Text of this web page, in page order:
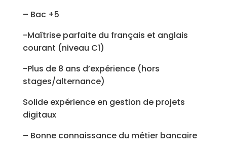
– Bac +5
-Maîtrise parfaite du français et anglais
courant (niveau C1)
-Plus de 8 ans d’expérience (hors
stages/alternance)
Solide expérience en gestion de projets
digitaux
– Bonne connaissance du métier bancaire